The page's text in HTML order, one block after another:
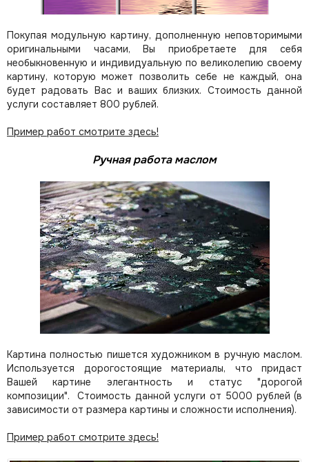
Покупая модульную картину, дополненную неповторимыми
оригинальными часами, Вы приобретаете для себя
необыкновенную и индивидуальную по великолепию своему
картину, которую может позволить себе не каждый, она
будет радовать Вас и ваших близких. Стоимость данной
услуги составляет 800 рублей.
Пример работ смотрите здесь!
Ручная работа маслом
Картина полностью пишется художником в ручную маслом.
Используется дорогостоящие материалы, что придаст
Вашей картине элегантность и статус "дорогой
композиции". Стоимость данной услуги от 5000 рублей (в
зависимости от размера картины и сложности исполнения).
Пример работ смотрите здесь!